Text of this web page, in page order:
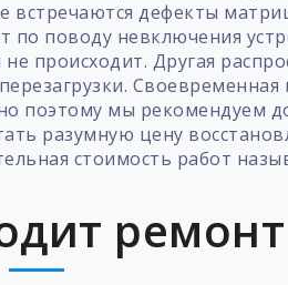
встречаются дефекты
поводу невключения
происходит. Другая
поэтому мы рекомендуем
разумную цену
стоимость работ
ремонт